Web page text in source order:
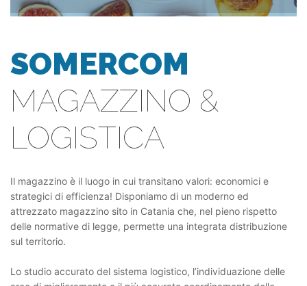
SOMERCOM
MAGAZZINO &
LOGISTICA
Il magazzino è il luogo in cui transitano valori: economici e
strategici di efficienza! Disponiamo di un moderno ed
attrezzato magazzino sito in Catania che, nel pieno rispetto
delle normative di legge, permette una integrata distribuzione
sul territorio.
Lo studio accurato del sistema logistico, l’individuazione delle